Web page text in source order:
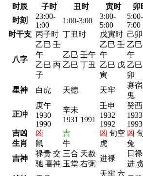
时辰 子时 丑时 寅时 卯
时刻
23:00-
1:00
1:00-3:00
3:00-
5:00
5:00-
7:00
时干支 丙子时 丁丑时 戊寅时 己
八字
乙巳 壬
午
乙巳 丙
子
乙巳 壬午
乙巳 丁丑
乙巳 壬
午
乙巳 戊
寅
乙
午
乙
卯
星神
白虎 天德 天牢
寡
鬼
正冲
庚午
1930
1990
辛未
1931 1991
壬申
1932
1992
癸酉
1933
1993
吉凶
凶 吉 凶 旬空 凶
生肖
鼠 牛 虎 兔
吉神
禄贵 交
驰 喜神
三合 天赦
玉堂 右弼
进禄
日
进
天牢 六